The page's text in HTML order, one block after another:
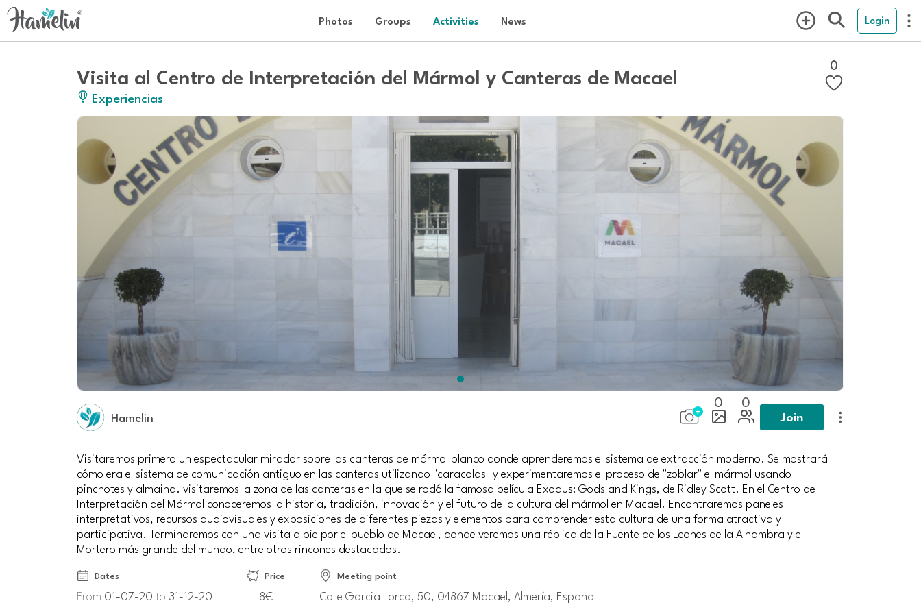
Photos Groups Activities News Login
Visita al Centro de Interpretación del Mármol y Canteras de Macael
Experiencias
0
Hamelin
0 0
Join
Visitaremos primero un espectacular mirador sobre las canteras de mármol blanco donde aprenderemos el sistema de extracción moderno. Se mostrará
cómo era el sistema de comunicación antiguo en las canteras utilizando "caracolas" y experimentaremos el proceso de "zoblar" el mármol usando
pinchotes y almaina. visitaremos la zona de las canteras en la que se rodó la famosa película Exodus: Gods and Kings, de Ridley Scott. En el Centro de
Interpretación del Mármol conoceremos la historia, tradición, innovación y el futuro de la cultura del mármol en Macael. Encontraremos paneles
interpretativos, recursos audiovisuales y exposiciones de diferentes piezas y elementos para comprender esta cultura de una forma atractiva y
participativa. Terminaremos con una visita a pie por el pueblo de Macael, donde veremos una réplica de la Fuente de los Leones de la Alhambra y el
Mortero más grande del mundo, entre otros rincones destacados.
Dates
From 01-07-20to 31-12-20
Price
8€
Meeting point
Calle Garcia Lorca, 50, 04867 Macael, Almería, España